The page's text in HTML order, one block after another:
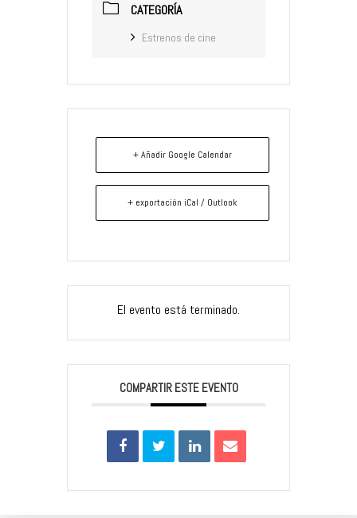
CATEGORÍA
Estrenos de cine
+ Añadir Google Calendar
+ exportación iCal / Outlook
El evento está terminado.
COMPARTIR ESTE EVENTO